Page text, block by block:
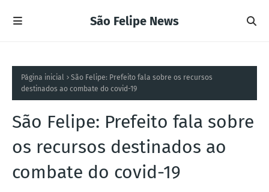
São Felipe News
Página inicial
São Felipe: Prefeito fala sobre os recursos
destinados ao combate do covid-19
São Felipe: Prefeito fala sobre
os recursos destinados ao
combate do covid-19